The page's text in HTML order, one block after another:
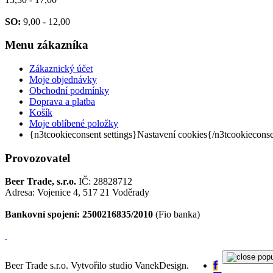
SO: 9,00 - 12,00
Menu zákazníka
Zákaznický účet
Moje objednávky
Obchodní podmínky
Doprava a platba
Košík
Moje oblíbené položky
{n3tcookieconsent settings}Nastavení cookies{/
Provozovatel
Beer Trade, s.r.o. IČ: 28828712
Adresa: Vojenice 4, 517 21 Voděrady
Bankovní spojení: 2500216835/2010 (Fio banka)
Beer Trade s.r.o. Vytvořilo studio VanekDesign.